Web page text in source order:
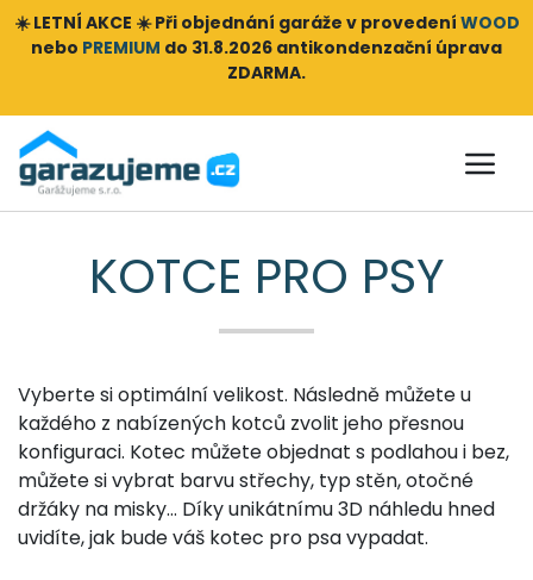
☀️ LETNÍ AKCE ☀️ Při objednání garáže v provedení WOOD
nebo PREMIUM do 31.8.2026 antikondenzační úprava
ZDARMA.
KOTCE PRO PSY
Vyberte si optimální velikost. Následně můžete u
každého z nabízených kotců zvolit jeho přesnou
konfiguraci. Kotec můžete objednat s podlahou i bez,
můžete si vybrat barvu střechy, typ stěn, otočné
držáky na misky… Díky unikátnímu 3D náhledu hned
uvidíte, jak bude váš kotec pro psa vypadat.